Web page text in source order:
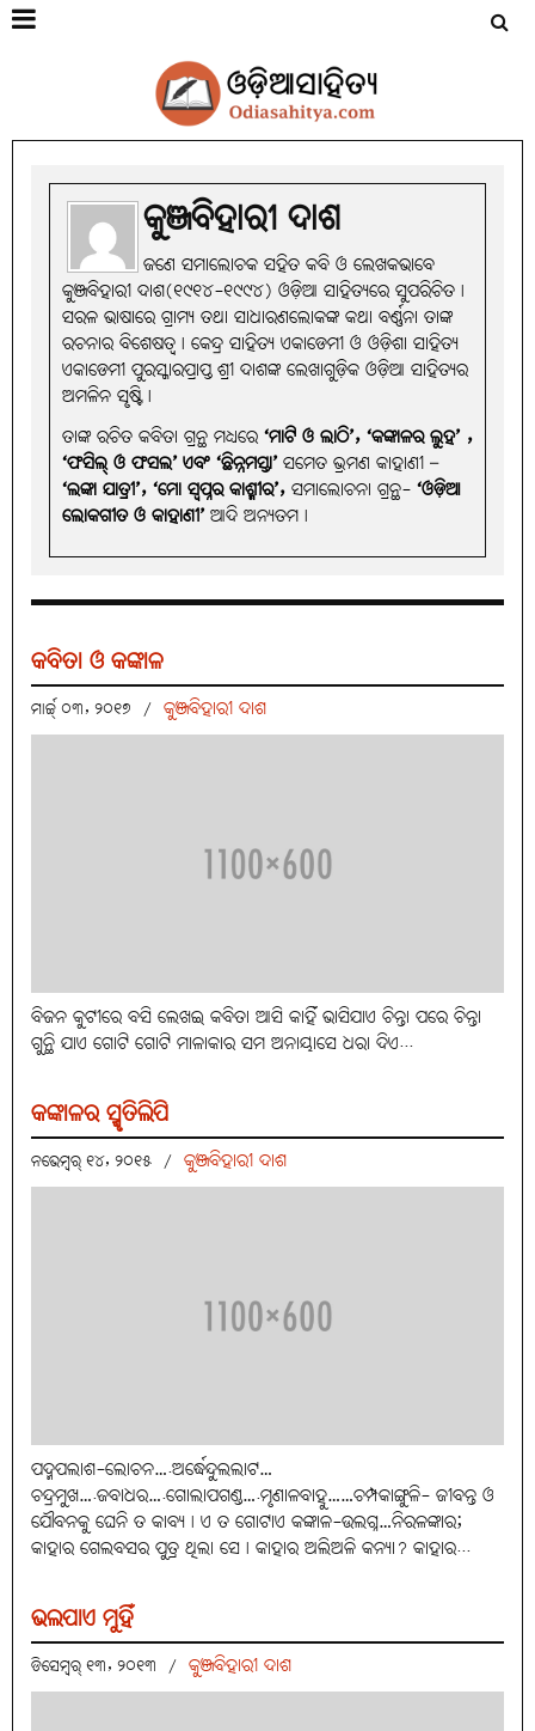
କୁଞ୍ଜବିହାରୀ ଦାଶ
ଜଣେ ସମାଲୋଚକ ସହିତ କବି ଓ ଲେଖକଭାବେ
କୁଞ୍ଜବିହାରୀ ଦାଶ(୧୯୧୪-୧୯୯୪) ଓଡ଼ିଆ ସାହିତ୍ୟରେ ସୁପରିଚିତ।
ସରଳ ଭାଷାରେ ଗ୍ରାମ୍ୟ ତଥା ସାଧାରଣଲୋକଙ୍କ କଥା ବର୍ଣ୍ଣନା ତାଙ୍କ
ରଚନାର ବିଶେଷତ୍ବ। କେନ୍ଦ୍ର ସାହିତ୍ୟ ଏକାଡେମୀ ଓ ଓଡ଼ିଶା ସାହିତ୍ୟ
ଏକାଡେମୀ ପୁରସ୍କାରପ୍ରାପ୍ତ ଶ୍ରୀ ଦାଶଙ୍କ ଲେଖାଗୁଡ଼ିକ ଓଡ଼ିଆ ସାହିତ୍ୟର
ଅମଳିନ ସୃଷ୍ଟି।
ତାଙ୍କ ରଚିତ କବିତା ଗ୍ରନ୍ଥ ମଧ୍ୟରେ‘ମାଟି ଓ ଲାଠି’, ‘କଙ୍କାଳର ଲୁହ’ ,
‘ଫସିଲ୍‌ ଓ ଫସଲ’ ଏବଂ ‘ଛିନ୍ନମସ୍ତା’ସମେତ ଭ୍ରମଣ କାହାଣୀ –
‘ଲଙ୍କା ଯାତ୍ରୀ’, ‘ମୋ ସ୍ବପ୍ନର କାଶ୍ମୀର’,ସମାଲୋଚନା ଗ୍ରନ୍ଥ-‘ଓଡ଼ିଆ
ଲୋକଗୀତ ଓ କାହାଣୀ’ଆଦି ଅନ୍ୟତମ।
କବିତା ଓ କଙ୍କାଳ
ମାର୍ଚ୍ଚ୍ ୦୩, ୨୦୧୭ / କୁଞ୍ଜବିହାରୀ ଦାଶ
ବିଜନ କୁଟୀରେ ବସି ଲେଖଇ କବିତା ଆସି କାହିଁ ଭାସିଯାଏ ଚିନ୍ତା ପରେ ଚିନ୍ତା
ଗୁନ୍ଥି ଯାଏ ଗୋଟି ଗୋଟି ମାଳାକାର ସମ ଅନାୟାସେ ଧରା ଦିଏ...
କଙ୍କାଳର ସ୍ମୃତିଲିପି
ନଭେମ୍ବର୍ ୧୪, ୨୦୧୫ / କୁଞ୍ଜବିହାରୀ ଦାଶ
ପଦ୍ମପଲାଶ-ଲୋଚନ….ଅର୍ଦ୍ଧେନ୍ଦୁଲଲାଟ…
ଚନ୍ଦ୍ରମୁଖ….ଜବାଧର….ଗୋଲାପଗଣ୍ଡ….ମୃଣାଳବାହୁ……ଚମ୍ପକାଙ୍ଗୁଳି- ଜୀବନ୍ତ ଓ
ଯୌବନକୁ ଘେନି ତ କାବ୍ୟ। ଏ ତ ଗୋଟାଏ କଙ୍କାଳ-ଉଲଗ୍ନ…ନିରଳଙ୍କାର;
କାହାର ଗେଲବସର ପୁତ୍ର ଥିଲା ସେ। କାହାର ଅଲିଅଳି କନ୍ୟା? କାହାର...
ଭଲପାଏ ମୁହିଁ
ଡିସେମ୍ବର୍ ୧୩, ୨୦୧୩ / କୁଞ୍ଜବିହାରୀ ଦାଶ